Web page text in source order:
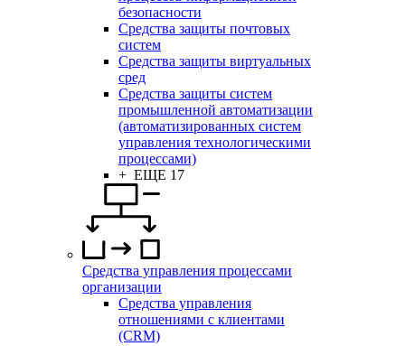
безопасности
Средства защиты почтовых
систем
Средства защиты виртуальных
сред
Средства защиты систем
промышленной автоматизации
(автоматизированных систем
управления технологическими
процессами)
+ ЕЩЕ 17
Средства управления процессами
организации
Средства управления
отношениями с клиентами
(CRM)